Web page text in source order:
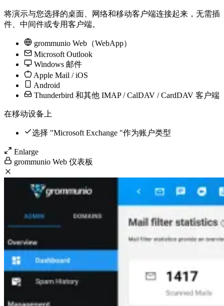
将演示与您选择的桌面、网络和移动客户端连接起来，无需插
件、中间件或专用客户端。
grommunio Web（WebApp）
Microsoft Outlook
Windows 邮件
Apple Mail / iOS
Android
Thunderbird 和其他 IMAP / CalDAV / CardDAV 客户端
在移动设备上
选择 "Microsoft Exchange "作为账户类型
Enlarge
grommunio Web 仪表板